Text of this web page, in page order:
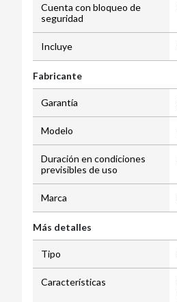
Cuenta con bloqueo de
seguridad
Incluye
Fabricante
Garantía
Modelo
Duración en condiciones
previsibles de uso
Marca
Más detalles
Tipo
Características